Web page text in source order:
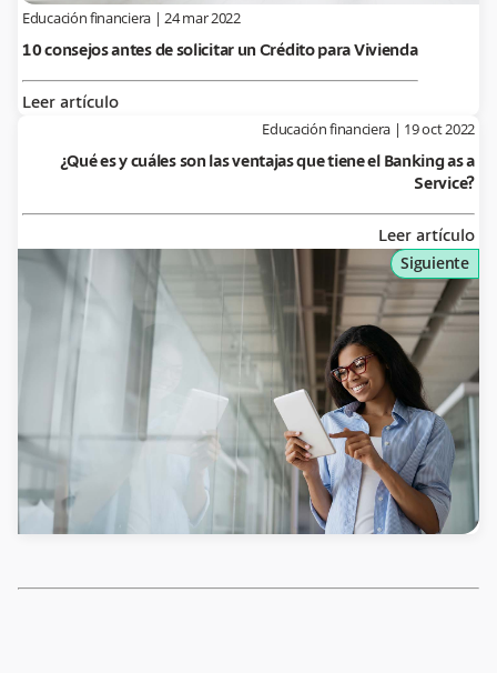
Educación financiera |24 mar 2022
10 consejos antes de solicitar un Crédito para Vivienda
Leer artículo
Siguiente
Educación financiera | 19 oct 2022
¿Qué es y cuáles son las ventajas que tiene el Banking as a
Service?
Leer artículo